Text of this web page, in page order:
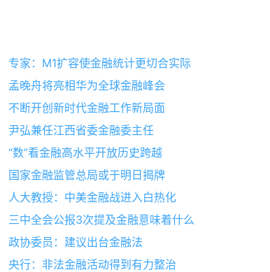
专家：M1扩容使金融统计更切合实际
孟晚舟将亮相华为全球金融峰会
不断开创新时代金融工作新局面
尹弘兼任江西省委金融委主任
“数”看金融高水平开放历史跨越
国家金融监管总局或于明日揭牌
人大教授：中美金融战进入白热化
三中全会公报3次提及金融意味着什么
政协委员：建议出台金融法
央行：非法金融活动得到有力整治